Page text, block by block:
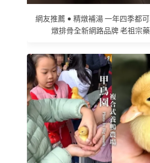
網友推薦 • 精燉補湯 一年四季都
燉排骨全新網路品牌 老祖宗